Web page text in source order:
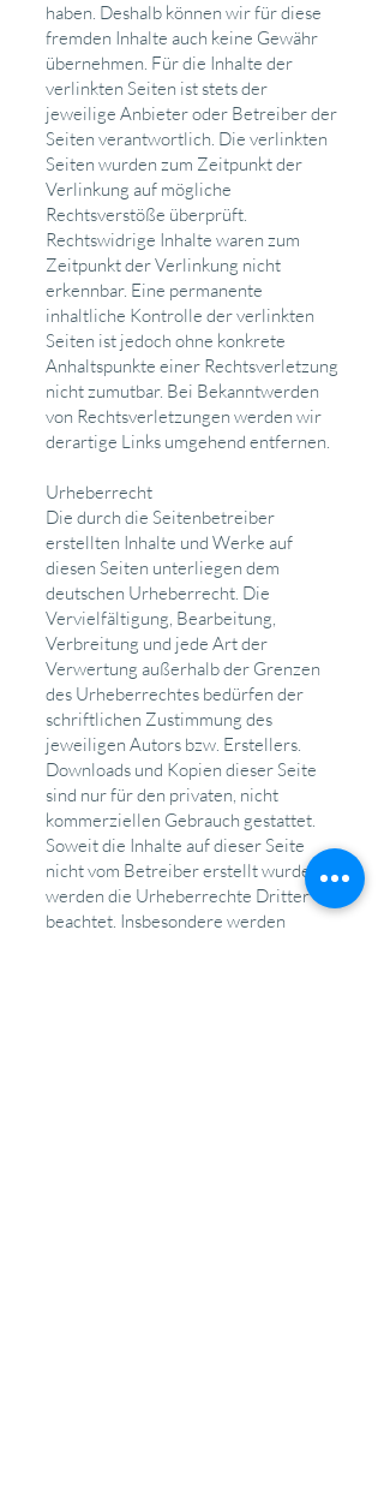
haben. Deshalb können wir für diese
fremden Inhalte auch keine Gewähr
übernehmen. Für die Inhalte der
verlinkten Seiten ist stets der
jeweilige Anbieter oder Betreiber der
Seiten verantwortlich. Die verlinkten
Seiten wurden zum Zeitpunkt der
Verlinkung auf mögliche
Rechtsverstöße überprüft.
Rechtswidrige Inhalte waren zum
Zeitpunkt der Verlinkung nicht
erkennbar. Eine permanente
inhaltliche Kontrolle der verlinkten
Seiten ist jedoch ohne konkrete
Anhaltspunkte einer Rechtsverletzung
nicht zumutbar. Bei Bekanntwerden
von Rechtsverletzungen werden wir
derartige Links umgehend entfernen.
Urheberrecht
Die durch die Seitenbetreiber
erstellten Inhalte und Werke auf
diesen Seiten unterliegen dem
deutschen Urheberrecht. Die
Vervielfältigung, Bearbeitung,
Verbreitung und jede Art der
Verwertung außerhalb der Grenzen
des Urheberrechtes bedürfen der
schriftlichen Zustimmung des
jeweiligen Autors bzw. Erstellers.
Downloads und Kopien dieser Seite
sind nur für den privaten, nicht
kommerziellen Gebrauch gestattet.
Soweit die Inhalte auf dieser Seite
nicht vom Betreiber erstellt wurden,
werden die Urheberrechte Dritter
beachtet. Insbesondere werden